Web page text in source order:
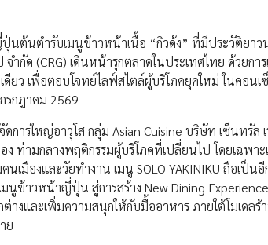
นต้นตำรับเมนูข้าวหน้าเนื้อ “กิวด้ง” ที่มีประวัติยา
ำกัด (CRG) เดินหน้ารุกตลาดในประเทศไทย ด้วยกา
ว เพื่อตอบโจทย์ไลฟ์สไตล์ผู้บริโภคยุคใหม่ ในคอนเ
กฎาคม 2569
การใหญ่อาวุโส กลุ่ม Asian Cuisine บริษัท เซ็นทรัล
ง ท่ามกลางพฤติกรรมผู้บริโภคที่เปลี่ยนไป โดยเฉพ
เมืองและวัยทำงาน เมนู SOLO YAKINIKU ถือเป็
นูข้าวหน้าญี่ปุ่น สู่การสร้าง New Dining
างและเพิ่มความสนุกให้กับมื้ออาหาร ภายใต้โมเดล
ย